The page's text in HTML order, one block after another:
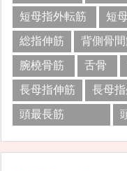
短母指外転筋
短
総指伸筋
背側骨
腕橈骨筋
舌骨
長母指伸筋
長母
頭最長筋